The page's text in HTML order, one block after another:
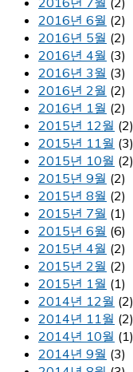
2016년 6월 (2)
2016년 5월 (2)
2016년 4월 (3)
2016년 3월 (3)
2016년 2월 (2)
2016년 1월 (2)
2015년 12월 (2)
2015년 11월 (3)
2015년 10월 (2)
2015년 9월 (2)
2015년 8월 (2)
2015년 7월 (1)
2015년 6월 (6)
2015년 4월 (2)
2015년 2월 (2)
2015년 1월 (1)
2014년 12월 (2)
2014년 11월 (2)
2014년 10월 (1)
2014년 9월 (3)